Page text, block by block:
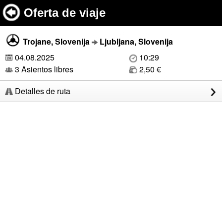
Oferta de viaje
Trojane, Slovenija
Ljubljana, Slovenija
04.08.2025
10:29
3 Asientos libres
2,50 €
Detalles de ruta